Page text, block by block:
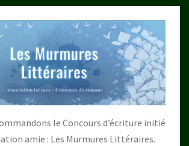
le Concours d’écriture initié
amie : Les Murmures Littéraires.